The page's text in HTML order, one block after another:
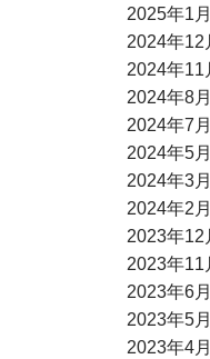
2025年1
2024年12
2024年11
2024年8
2024年7
2024年5
2024年3
2024年2
2023年12
2023年11
2023年6
2023年5
2023年4